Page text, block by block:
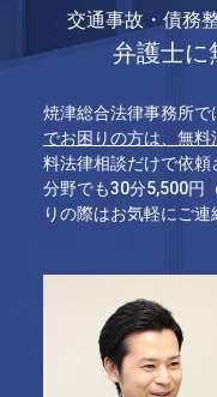
交通事故・債務
弁護士に
焼津総合法律事務所で
でお困りの方は、無
料法律相談だけで依
分野でも30分5,500円
りの際はお気軽にご連